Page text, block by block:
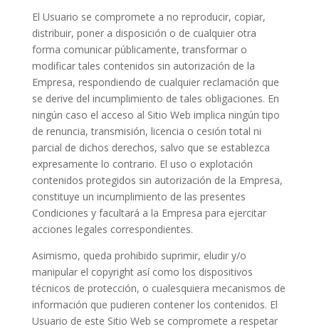
El Usuario se compromete a no reproducir, copiar,
distribuir, poner a disposición o de cualquier otra
forma comunicar públicamente, transformar o
modificar tales contenidos sin autorización de la
Empresa, respondiendo de cualquier reclamación que
se derive del incumplimiento de tales obligaciones. En
ningún caso el acceso al Sitio Web implica ningún tipo
de renuncia, transmisión, licencia o cesión total ni
parcial de dichos derechos, salvo que se establezca
expresamente lo contrario. El uso o explotación
contenidos protegidos sin autorización de la Empresa,
constituye un incumplimiento de las presentes
Condiciones y facultará a la Empresa para ejercitar
acciones legales correspondientes.
Asimismo, queda prohibido suprimir, eludir y/o
manipular el copyright así como los dispositivos
técnicos de protección, o cualesquiera mecanismos de
información que pudieren contener los contenidos. El
Usuario de este Sitio Web se compromete a respetar